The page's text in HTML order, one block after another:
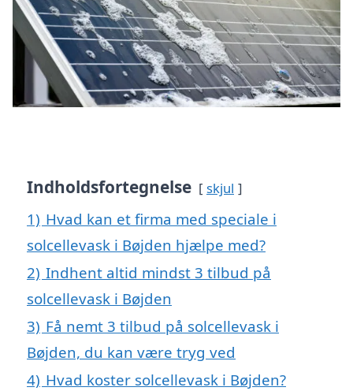
Indholdsfortegnelse skjul
1) Hvad kan et firma med speciale i
solcellevask i Bøjden hjælpe med?
2) Indhent altid mindst 3 tilbud på
solcellevask i Bøjden
3) Få nemt 3 tilbud på solcellevask i
Bøjden, du kan være tryg ved
4) Hvad koster solcellevask i Bøjden?